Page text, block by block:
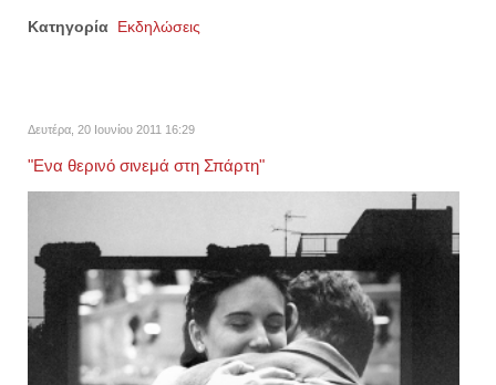
Κατηγορία Εκδηλώσεις
Δευτέρα, 20 Ιουνίου 2011 16:29
"Ενα θερινό σινεμά στη Σπάρτη"